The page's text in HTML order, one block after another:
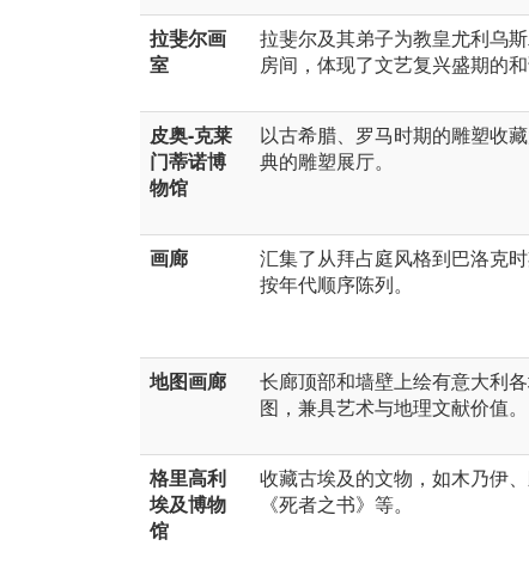
拉斐尔画
室
拉斐尔及其弟子为教皇尤利乌
房间，体现了文艺复兴盛期的和
皮奥-克莱
门蒂诺博
物馆
以古希腊、罗马时期的雕塑收
典的雕塑展厅。
画廊
汇集了从拜占庭风格到巴洛克
按年代顺序陈列。
地图画廊
长廊顶部和墙壁上绘有意大利
图，兼具艺术与地理文献价值。
格里高利
埃及博物
馆
收藏古埃及的文物，如木乃伊
《死者之书》等。